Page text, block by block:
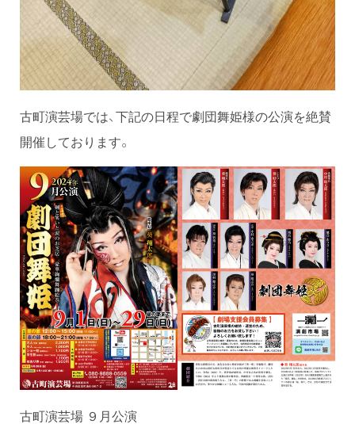
古町演芸場では、下記の日程で劇団舞姫様の公演を絶賛
開催しております。
古町演芸場 ９月公演